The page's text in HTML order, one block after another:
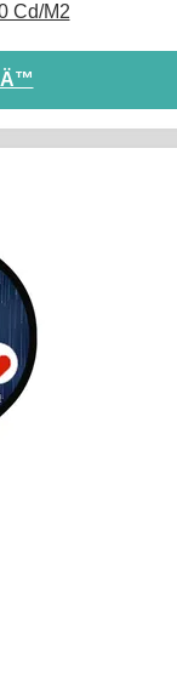
Cd/M2